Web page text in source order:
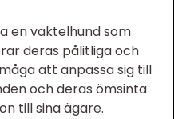
en vaktelhund som
deras pålitliga och
att anpassa sig till
och deras ömsinta
till sina ägare.